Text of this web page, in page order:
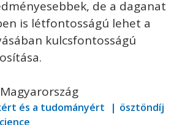
de a daganat
is létfontosságú lehet a
kulcsfontosságú
és a tudományért
ösztöndíj